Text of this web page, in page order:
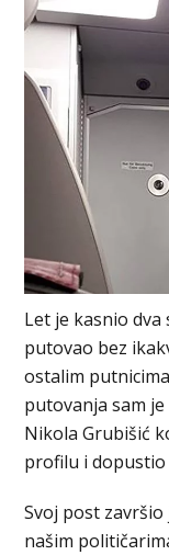
Let je kasnio
putovao bez
ostalim
putovanja sam
Nikola Grubišić
profilu i dopustio
Svoj post završio
našim